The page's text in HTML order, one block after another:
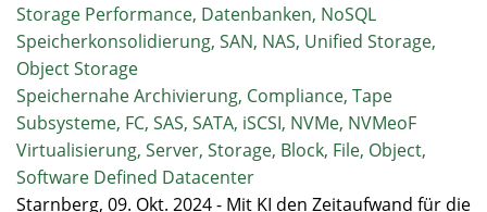
Storage Performance, Datenbanken, NoSQL
Speicherkonsolidierung, SAN, NAS, Unified Storage,
Object Storage
Speichernahe Archivierung, Compliance, Tape
Subsysteme, FC, SAS, SATA, iSCSI, NVMe, NVMeoF
Virtualisierung, Server, Storage, Block, File, Object,
Software Defined Datacenter
Starnberg, 09. Okt. 2024 - Mit KI den Zeitaufwand für die